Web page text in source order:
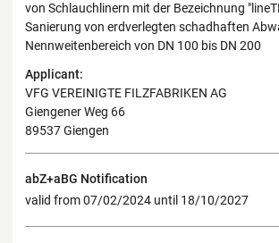
von Schlauchlinern mit der Bezeichnung
Sanierung von erdverlegten schadhaften
Nennweitenbereich von DN 100 bis DN 200
Applicant:
VFG VEREINIGTE FILZFABRIKEN AG
Giengener Weg 66
89537 Giengen
abZ+aBG Notification
valid from 07/02/2024 until 18/10/2027